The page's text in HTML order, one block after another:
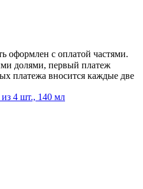
оформлен с оплатой частями.
долями, первый платеж
платежа вносится каждые две
4 шт., 140 мл